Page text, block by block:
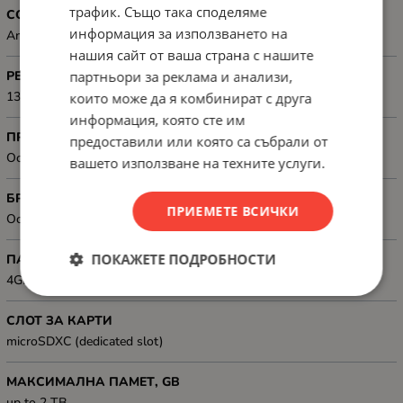
СОФТУЕР
Android 15, One UI 7
РЕЗОЛЮЦИЯ
1340x800
ПРОЦЕСОР
Octa-core (2x2.2 GHz Cortex-A76 & 6x2.0 GHz Cortex-A55)
БРОЙ ЯДРА НА ПРОЦЕСОРА
Octa Core
ПАМЕТ, GB
4GB
СЛОТ ЗА КАРТИ
microSDXC (dedicated slot)
МАКСИМАЛНА ПАМЕТ, GB
трафик. Също така споделяме
информация за използването на
нашия сайт от ваша страна с нашите
партньори за реклама и анализи,
които може да я комбинират с друга
информация, която сте им
предоставили или която са събрали от
вашето използване на техните услуги.
ПРИЕМЕТЕ ВСИЧКИ
ПОКАЖЕТЕ ПОДРОБНОСТИ